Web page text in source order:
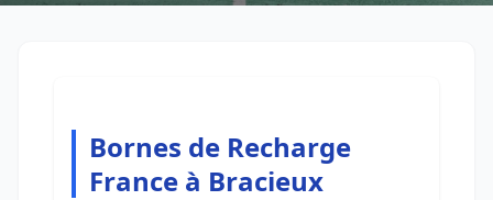
Bornes de Recharge
France à Bracieux